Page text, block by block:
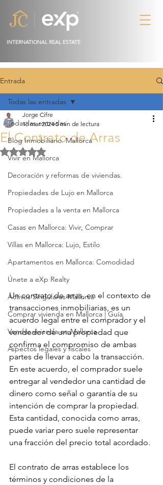
INTERNATIONAL REAL ESTATE
Entrada
Todas las entradas
Blog Inmobiliario. Mallorca
Vivir en Mallorca
Decoración y reformas de viviendas.
Propiedades de Lujo en Mallorca
Propiedades a la venta en Mallorca
Casas en Mallorca: Vivir, Comprar
Villas en Mallorca: Lujo, Estilo
Apartamentos en Mallorca: Comodidad
Únete a eXp Realty
Activos Singulares Mallorca
Comprar vivienda en Mallorca | Guía
Vender vivienda en Mallorca
Aspectos legales y fiscales
Todas las entradas
El Contrato de Arras
Jorge Cifre
18 mar 2024 5 min de lectura
Obtuvo NaN de 5 estrellas.
Un contrato de arras, en el contexto de
transacciones inmobiliarias, es un
acuerdo legal entre el comprador y el
vendedor de una propiedad que
confirma el compromiso de ambas
partes de llevar a cabo la transacción.
En este acuerdo, el comprador suele
entregar al vendedor una cantidad de
dinero como señal o garantía de su
intención de comprar la propiedad.
Esta cantidad, conocida como arras,
puede variar pero suele representar
una fracción del precio total acordado.
El contrato de arras establece los
términos y condiciones de la